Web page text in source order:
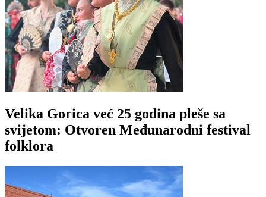
Velika Gorica već 25 godina pleše sa
svijetom: Otvoren Međunarodni festival
folklora